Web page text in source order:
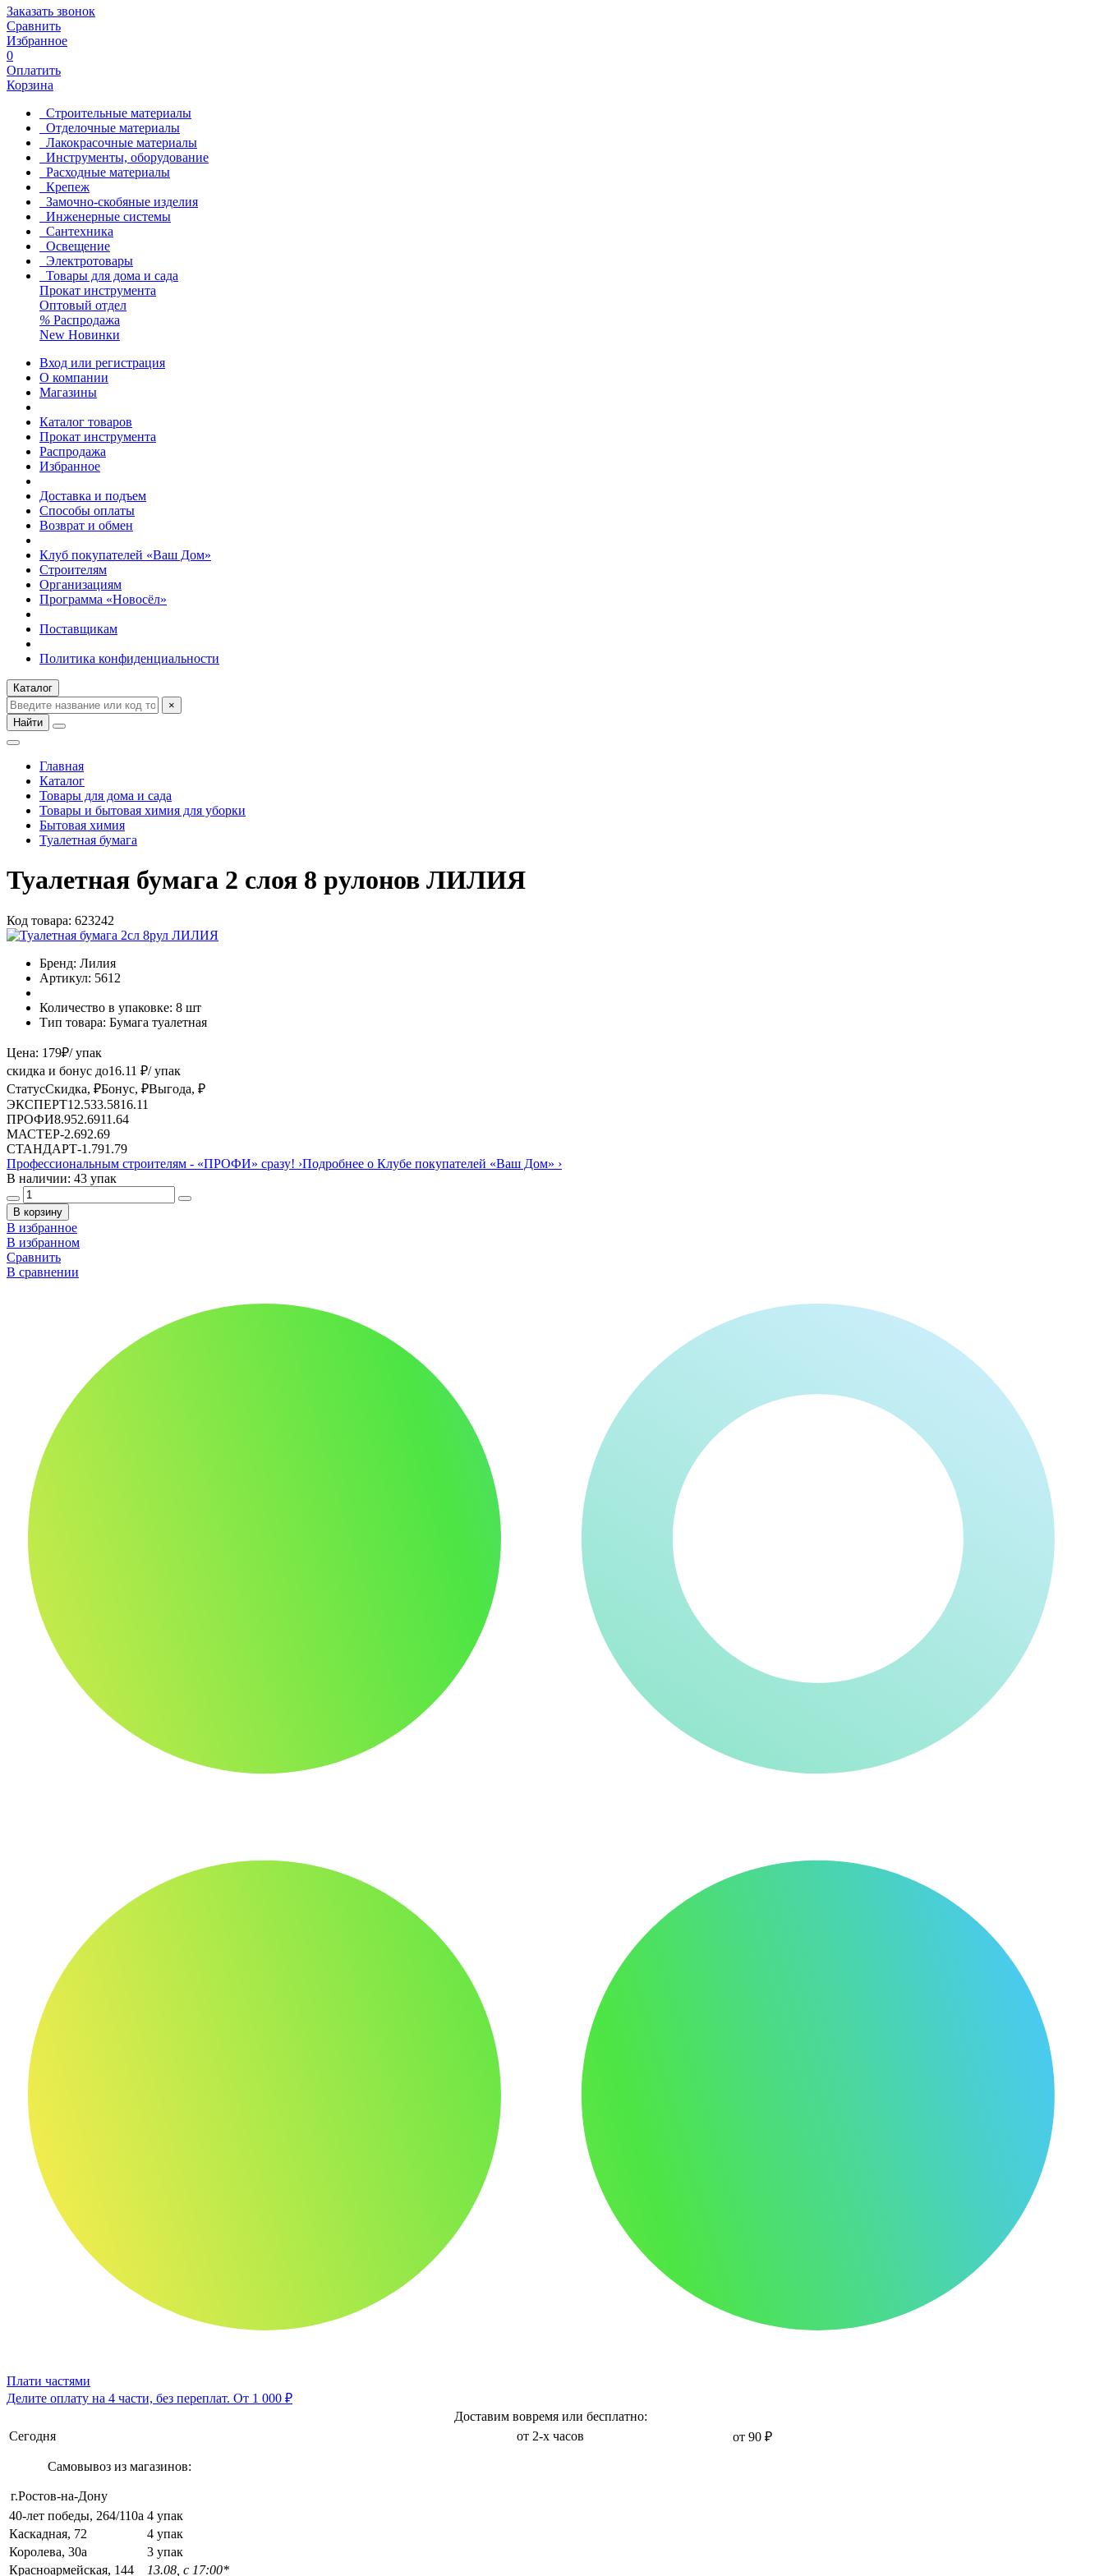
Заказать звонок
Сравнить
Избранное
0
Оплатить
Корзина
Строительные материалы
Отделочные материалы
Лакокрасочные материалы
Инструменты, оборудование
Расходные материалы
Крепеж
Замочно-скобяные изделия
Инженерные системы
Сантехника
Освещение
Электротовары
Товары для дома и сада
Прокат инструмента
Оптовый отдел
% Распродажа
New Новинки
Вход или регистрация
О компании
Магазины
Каталог товаров
Прокат инструмента
Распродажа
Избранное
Доставка и подъем
Способы оплаты
Возврат и обмен
Клуб покупателей «Ваш Дом»
Строителям
Организациям
Программа «Новосёл»
Поставщикам
Политика конфиденциальности
Каталог
×
Найти
Главная
Каталог
Товары для дома и сада
Товары и бытовая химия для уборки
Бытовая химия
Туалетная бумага
Туалетная бумага 2 слоя 8 рулонов ЛИЛИЯ
Код товара: 623242
Бренд: Лилия
Артикул: 5612
Количество в упаковке: 8 шт
Тип товара: Бумага туалетная
Цена: 179₽/ упак
скидка и бонус до16.11 ₽/ упак
СтатусСкидка, ₽Бонус, ₽Выгода, ₽
ЭКСПЕРТ12.533.5816.11
ПРОФИ8.952.6911.64
МАСТЕР-2.692.69
СТАНДАРТ-1.791.79
Профессиональным строителям - «ПРОФИ» сразу! ›Подробнее о Клубе покупателей «Ваш Дом» ›
В наличии: 43 упак
В корзину
В избранное
В избранном
Сравнить
В сравнении
Плати частями
Делите оплату на 4 части, без переплат. От 1 000 ₽
Доставим вовремя или бесплатно:
Сегодня
от 2-х часов от 90 ₽
Самовывоз из магазинов:
г.Ростов-на-Дону
40-лет победы, 264/110а 4 упак
Каскадная, 72
4 упак
Королева, 30а
3 упак
Красноармейская, 144
13.08, с 17:00*